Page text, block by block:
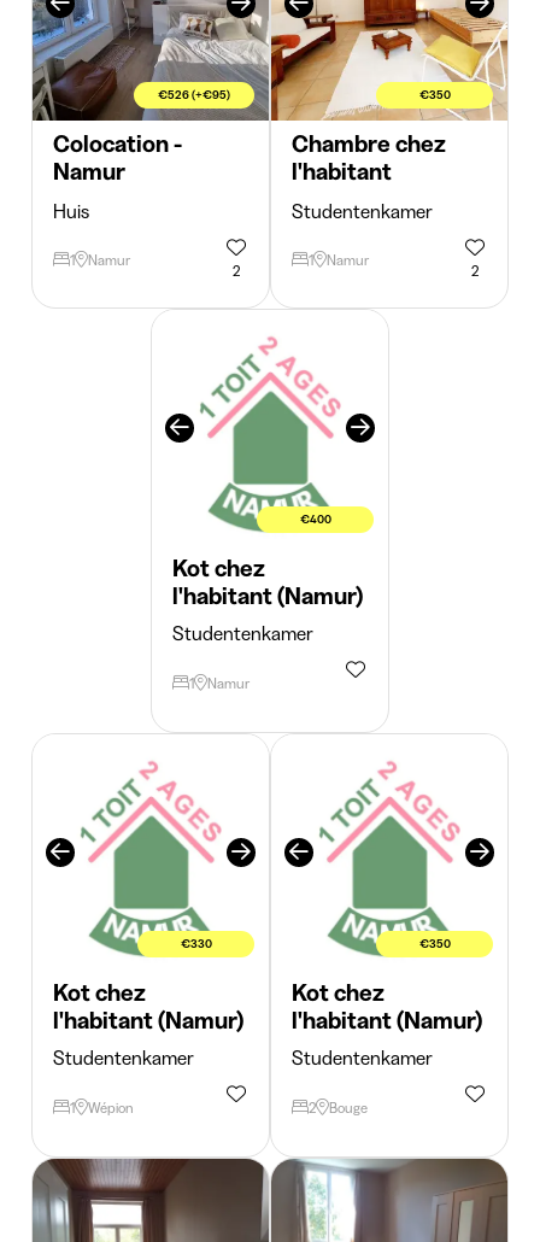
€526 (+€95)
Colocation -
Namur
Huis
1 Namur
2
€350
Chambre chez
l'habitant
Studentenkamer
1 Namur
2
€400
Kot chez
l'habitant (Namur)
Studentenkamer
1 Namur
€330
Kot chez
l'habitant (Namur)
Studentenkamer
1 Wépion
€350
Kot chez
l'habitant (Namur)
Studentenkamer
2 Bouge